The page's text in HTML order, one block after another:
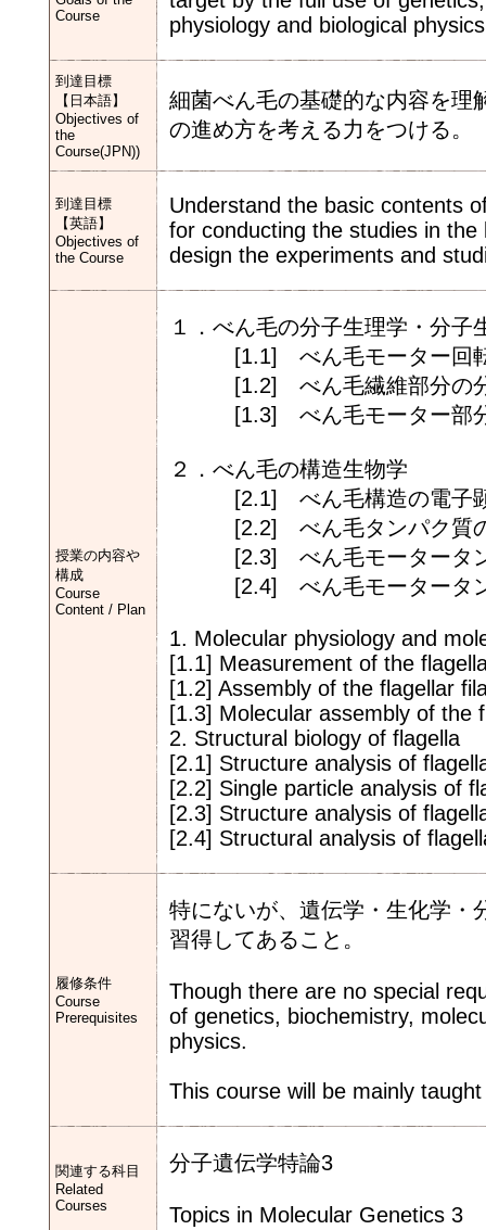
Course
physiology and biological
到達目標
【日本語】
Objectives of
the
Course(JPN))
細菌べん毛の基礎的な内容を理
の進め方を考える力をつける。
到達目標
【英語】
Objectives of
the Course
Understand the basic contents
for conducting the studies in
design the experiments and
授業の内容や
構成
Course
Content / Plan
１．べん毛の分子生理学・分子
[1.1] べん毛モーター回転
[1.2] べん毛繊維部
[1.3] べん毛モーター部分
２．べん毛の構造生物学
[2.1] べん毛構造の電子顕
[2.2] べん毛タンパク質の
[2.3] べん毛モータータン
[2.4] べん毛モータータン
1. Molecular physiology and
[1.1] Measurement of the
[1.2] Assembly of the flagellar
[1.3] Molecular assembly of the
2. Structural biology of flagella
[2.1] Structure analysis of
[2.2] Single particle analysis of
[2.3] Structure analysis of
[2.4] Structural analysis of
履修条件
Course
Prerequisites
特にないが、遺伝学・生化学・
習得してあること。
Though there are no special
of genetics, biochemistry,
physics.
This course will be mainly
関連する科目
Related
Courses
分子遺伝学特論3
Topics in Molecular Genetics 3